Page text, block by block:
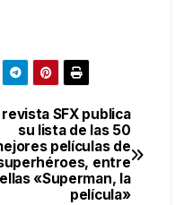
revista SFX publica
su lista de las 50
películas de
entre
ellas «Superman, la
película»